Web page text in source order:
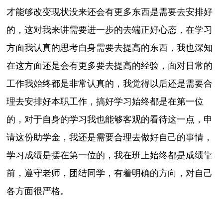
才能够改变现状没来还会有更多东西是需要去安排好
的，这对我来讲需要进一步的去端正好心态，在学习
方面我认真的思考自身需要去提高的东西，我也深知
在这方面还是会有更多要去提高的经验，面对日常的
工作我始终都是非常认真的，我觉得以后还是需要合
理去安排好本职工作，搞好学习始终都是在第一位
的，对于自身的学习我也能够客观的看待这一点，申
请这份助学金，我还是需要合理去做好自己的事情，
学习成绩是摆在第一位的，我在班上始终都是成绩靠
前，遵守老师，团结同学，有着明确的方向，对自己
各方面很严格。